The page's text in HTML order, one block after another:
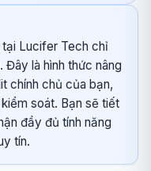
tại Lucifer Tech chỉ
Đây là hình thức nâng
chính chủ của bạn,
soát. Bạn sẽ tiết
đầy đủ tính năng
tín.